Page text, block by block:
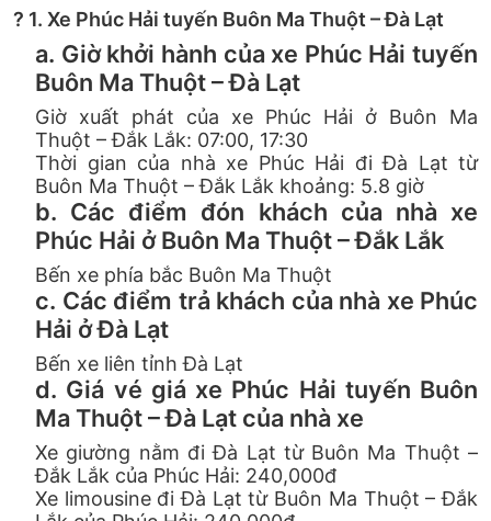
? 1. Xe Phúc Hải tuyến Buôn Ma Thuột – Đà Lạt
a. Giờ khởi hành của xe Phúc Hải tuyến
Buôn Ma Thuột – Đà Lạt
Giờ xuất phát của xe Phúc Hải ở Buôn Ma
Thuột – Đắk Lắk: 07:00, 17:30
Thời gian của nhà xe Phúc Hải đi Đà Lạt từ
Buôn Ma Thuột – Đắk Lắk khoảng: 5.8 giờ
b. Các điểm đón khách của nhà xe
Phúc Hải ở Buôn Ma Thuột – Đắk Lắk
Bến xe phía bắc Buôn Ma Thuột
c. Các điểm trả khách của nhà xe Phúc
Hải ở Đà Lạt
Bến xe liên tỉnh Đà Lạt
d. Giá vé giá xe Phúc Hải tuyến Buôn
Ma Thuột – Đà Lạt của nhà xe
Xe giường nằm đi Đà Lạt từ Buôn Ma Thuột –
Đắk Lắk của Phúc Hải: 240,000đ
Xe limousine đi Đà Lạt từ Buôn Ma Thuột – Đắk